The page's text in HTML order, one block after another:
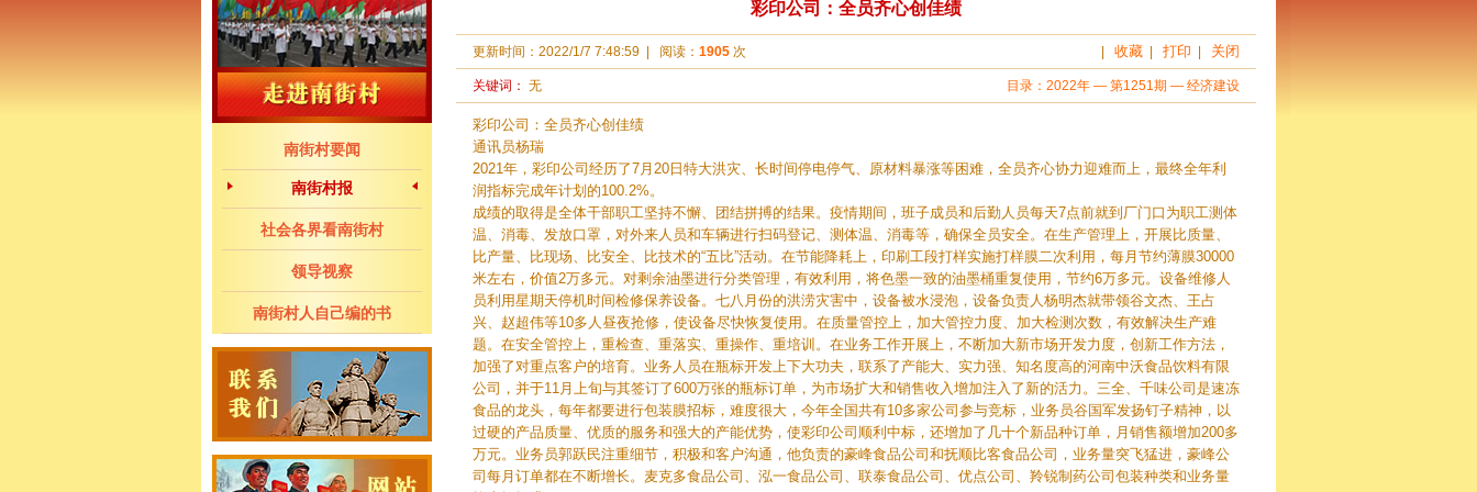
南街村要闻
南街村报
社会各界看南街村
领导视察
南街村人自己编的书
彩印公司：全员齐心创佳绩
更新时间： 2022/1/7 7:48:59 阅读： 1905次 收藏| 打印 关闭
关键词： 无 目录： 2022年— 第1251期 — 经济建设
彩印公司：全员齐心创佳绩
通讯员杨瑞
2021年，彩印公司经历了7月20日特大洪灾、长时间停电停气、原材料暴涨等困难，全员齐心协力迎难而上，最终全年利
润指标完成年计划的100.2%。
成绩的取得是全体干部职工坚持不懈、团结拼搏的结果。疫情期间，班子成员和后勤人员每天7点前就到厂门口为职工测体
温、消毒、发放口罩，对外来人员和车辆进行扫码登记、测体温、消毒等，确保全员安全。在生产管理上，开展比质量、
比产量、比现场、比安全、比技术的“五比”活动。在节能降耗上，印刷工段打样实施打样膜二次利用，每月节约薄膜30000
米左右，价值2万多元。对剩余油墨进行分类管理，有效利用，将色墨一致的油墨桶重复使用，节约6万多元。设备维修人
员利用星期天停机时间检修保养设备。七八月份的洪涝灾害中，设备被水浸泡，设备负责人杨明杰就带领谷文杰、王占
兴、赵超伟等10多人昼夜抢修，使设备尽快恢复使用。在质量管控上，加大管控力度、加大检测次数，有效解决生产难
题。在安全管控上，重检查、重落实、重操作、重培训。在业务工作开展上，不断加大新市场开发力度，创新工作方法，
加强了对重点客户的培育。业务人员在瓶标开发上下大功夫，联系了产能大、实力强、知名度高的河南中沃食品饮料有限
公司，并于11月上旬与其签订了600万张的瓶标订单，为市场扩大和销售收入增加注入了新的活力。三全、千味公司是速冻
食品的龙头，每年都要进行包装膜招标，难度很大，今年全国共有10多家公司参与竞标，业务员谷国军发扬钉子精神，以
过硬的产品质量、优质的服务和强大的产能优势，使彩印公司顺利中标，还增加了几十个新品种订单，月销售额增加200多
万元。业务员郭跃民注重细节，积极和客户沟通，他负责的豪峰食品公司和抚顺比客食品公司，业务量突飞猛进，豪峰公
司每月订单都在不断增长。麦克多食品公司、泓一食品公司、联泰食品公司、优点公司、羚锐制药公司包装种类和业务量